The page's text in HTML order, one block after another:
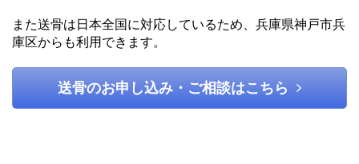
また送骨は日本全国に対応しているため、兵庫県神戸市​兵
庫区からも利用できます。
送骨のお申し込み・ご相談はこちら